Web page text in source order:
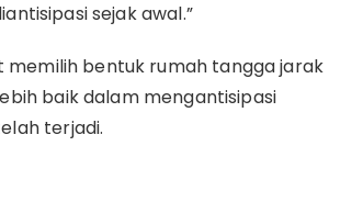
sejak awal.”
bentuk rumah tangga jarak
baik dalam mengantisipasi
terjadi.